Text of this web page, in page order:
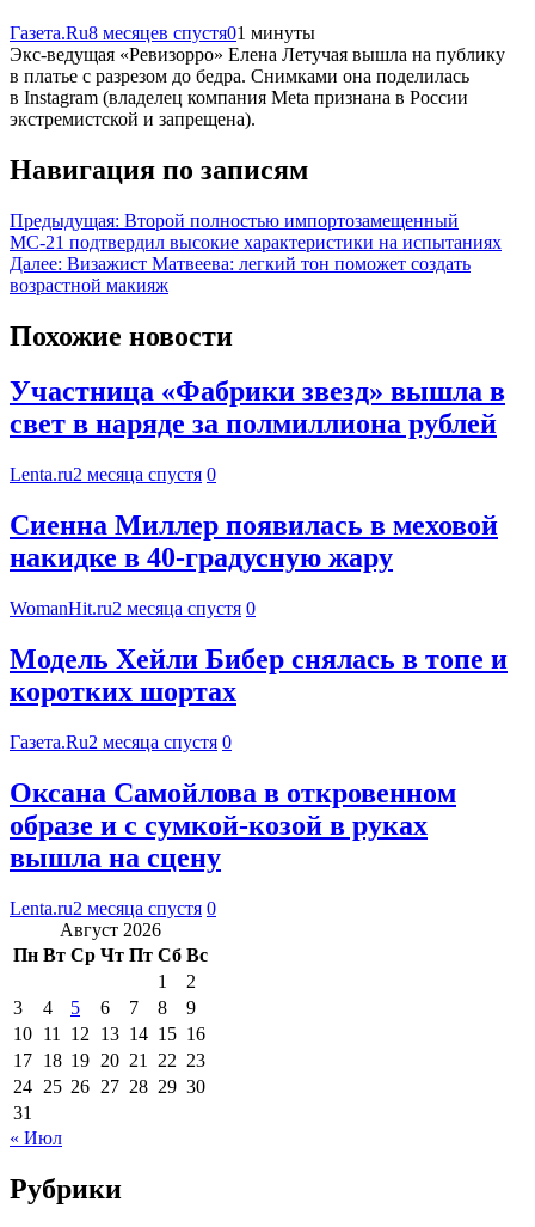
Газета.Ru8 месяцев спустя01 минуты
Экс-ведущая «Ревизорро» Елена Летучая вышла на публику
в платье с разрезом до бедра. Снимками она поделилась
в Instagram (владелец компания Meta признана в России
экстремистской и запрещена).
Навигация по записям
Предыдущая: Второй полностью импортозамещенный
МС-21 подтвердил высокие характеристики на испытаниях
Далее: Визажист Матвеева: легкий тон поможет создать
возрастной макияж
Похожие новости
Участница «Фабрики звезд» вышла в
свет в наряде за полмиллиона рублей
Lenta.ru2 месяца спустя 0
Сиенна Миллер появилась в меховой
накидке в 40-градусную жару
WomanHit.ru2 месяца спустя 0
Модель Хейли Бибер снялась в топе и
коротких шортах
Газета.Ru2 месяца спустя 0
Оксана Самойлова в откровенном
образе и с сумкой-козой в руках
вышла на сцену
Lenta.ru2 месяца спустя 0
Август 2026
Пн Вт Ср Чт Пт Сб Вс
1
2
3
4 5 6 7 8
9
10 11 12 13 14 15 16
17 18 19 20 21 22 23
24 25 26 27 28 29 30
31
« Июл
Рубрики